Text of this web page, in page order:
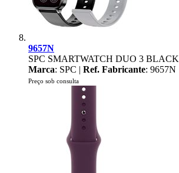
9657N
SPC SMARTWATCH DUO 3 BLACK
Marca: SPC | Ref. Fabricante: 9657N
Preço sob consulta